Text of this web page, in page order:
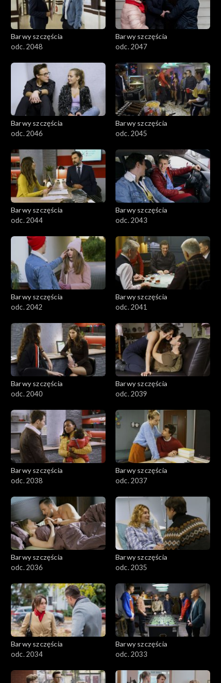
Barwy szczęścia
odc. 2048
Barwy szczęścia
odc. 2047
Barwy szczęścia
odc. 2046
Barwy szczęścia
odc. 2045
Barwy szczęścia
odc. 2044
Barwy szczęścia
odc. 2043
Barwy szczęścia
odc. 2042
Barwy szczęścia
odc. 2041
Barwy szczęścia
odc. 2040
Barwy szczęścia
odc. 2039
Barwy szczęścia
odc. 2038
Barwy szczęścia
odc. 2037
Barwy szczęścia
odc. 2036
Barwy szczęścia
odc. 2035
Barwy szczęścia
odc. 2034
Barwy szczęścia
odc. 2033